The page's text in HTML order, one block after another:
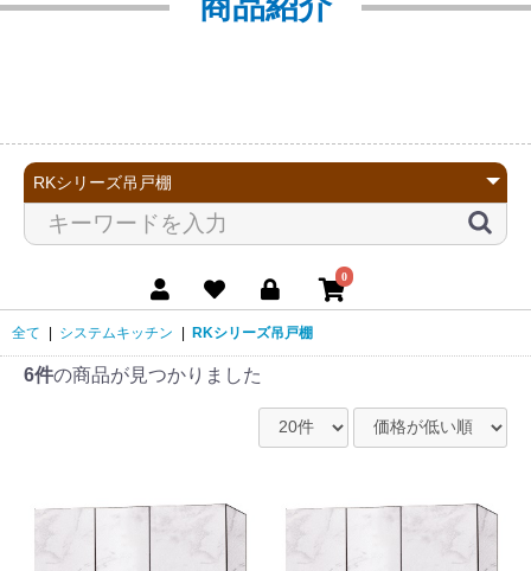
0
全て システムキッチン RKシリーズ吊戸棚
6件の商品が見つかりました